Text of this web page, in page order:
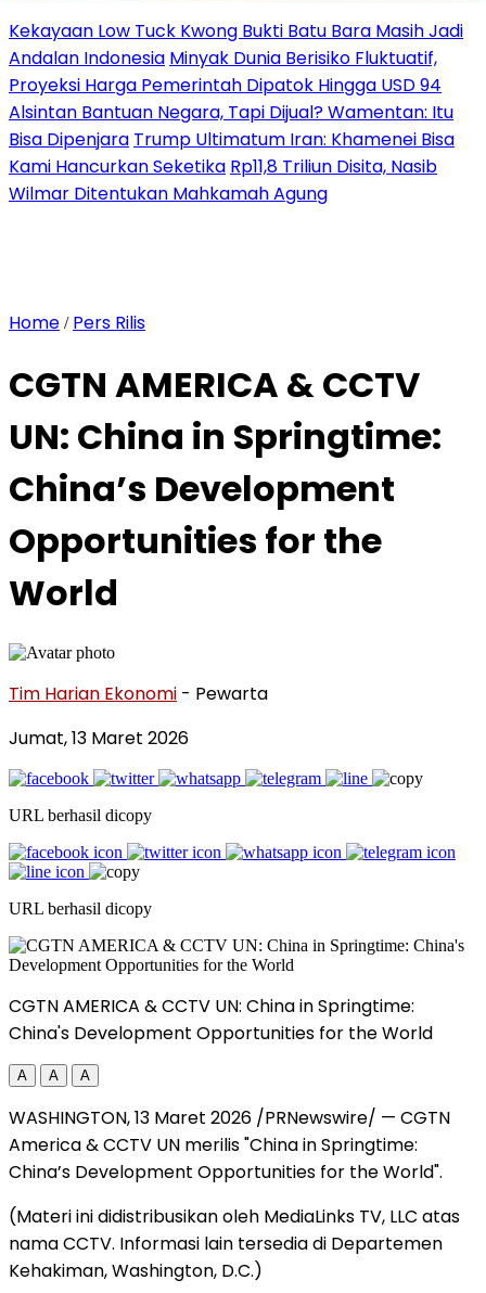
Kekayaan Low Tuck Kwong Bukti Batu Bara Masih Jadi
Andalan Indonesia Minyak Dunia Berisiko Fluktuatif,
Proyeksi Harga Pemerintah Dipatok Hingga USD 94
Alsintan Bantuan Negara, Tapi Dijual? Wamentan: Itu
Bisa Dipenjara Trump Ultimatum Iran: Khamenei Bisa
Kami Hancurkan Seketika Rp11,8 Triliun Disita, Nasib
Wilmar Ditentukan Mahkamah Agung
Home / Pers Rilis
CGTN AMERICA & CCTV
UN: China in Springtime:
China’s Development
Opportunities for the
World
Tim Harian Ekonomi - Pewarta
Jumat, 13 Maret 2026
URL berhasil dicopy
URL berhasil dicopy
CGTN AMERICA & CCTV UN: China in Springtime:
China's Development Opportunities for the World
A A A
WASHINGTON,13 Maret 2026 /PRNewswire/ — CGTN
America & CCTV UN merilis "China in Springtime:
China’s Development Opportunities for the World".
(Materi ini didistribusikan oleh MediaLinks TV, LLC atas
nama CCTV. Informasi lain tersedia di Departemen
Kehakiman, Washington, D.C.)